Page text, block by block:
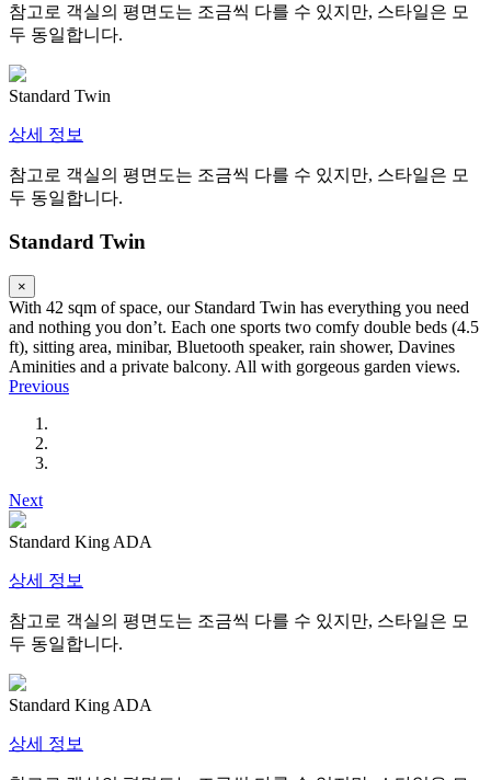
참고로 객실의 평면도는 조금씩 다를 수 있지만, 스타일은 모
두 동일합니다.
Standard Twin
상세 정보
참고로 객실의 평면도는 조금씩 다를 수 있지만, 스타일은 모
두 동일합니다.
Standard Twin
×
With 42 sqm of space, our Standard Twin has everything you need
and nothing you don’t. Each one sports two comfy double beds (4.5
ft), sitting area, minibar, Bluetooth speaker, rain shower, Davines
Aminities and a private balcony. All with gorgeous garden views.
Previous
Next
Standard King ADA
상세 정보
참고로 객실의 평면도는 조금씩 다를 수 있지만, 스타일은 모
두 동일합니다.
Standard King ADA
상세 정보